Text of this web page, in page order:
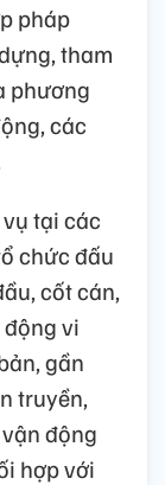
pháp
tham
phương
các
tại các
chức đấu
cốt cán,
vi
gần
truyền,
động
hợp với